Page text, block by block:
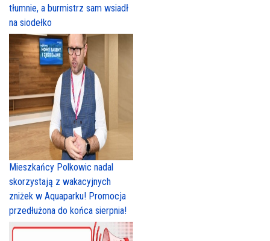
tłumnie, a burmistrz sam wsiadł
na siodełko
Mieszkańcy Polkowic nadal
skorzystają z wakacyjnych
zniżek w Aquaparku! Promocja
przedłużona do końca sierpnia!